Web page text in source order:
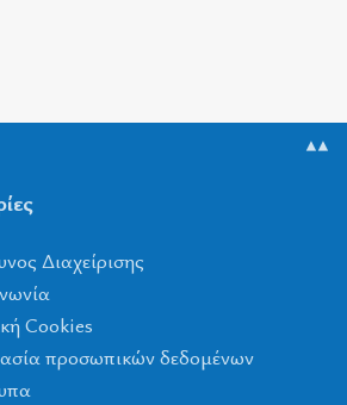
▲▲
Διαχείρισης
Cookies
προσωπικών δεδομένων